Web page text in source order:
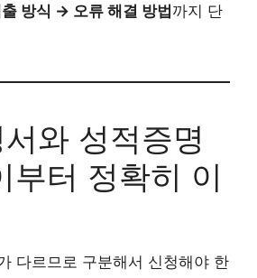
방식 → 오류 해결 방법까지 단
와 성적증명
부터 정확히 이
다르므로 구분해서 신청해야 한